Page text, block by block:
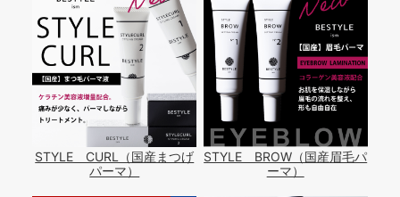
STYLE CURL（国産まつげ
パーマ）
STYLE BROW（国産眉毛パ
ーマ）